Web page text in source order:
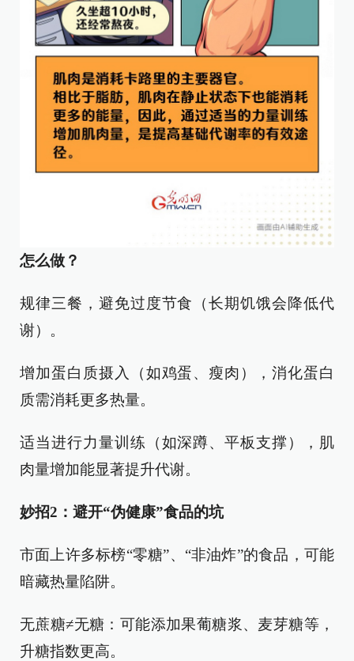
怎么做？
规律三餐，避免过度节食（长期饥饿会降低代
谢）。
增加蛋白质摄入（如鸡蛋、瘦肉），消化蛋白
质需消耗更多热量。
适当进行力量训练（如深蹲、平板支撑），肌
肉量增加能显著提升代谢。
妙招2：避开“伪健康”食品的坑
市面上许多标榜“零糖”、“非油炸”的食品，可能
暗藏热量陷阱。
无蔗糖≠无糖：可能添加果葡糖浆、麦芽糖等，
升糖指数更高。